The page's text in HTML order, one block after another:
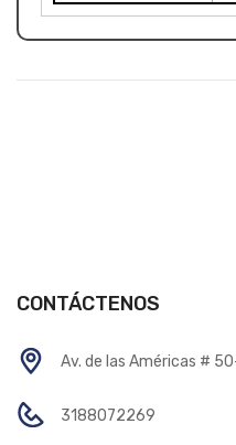
CONTÁCTENOS
Av. de las Américas #
3188072269